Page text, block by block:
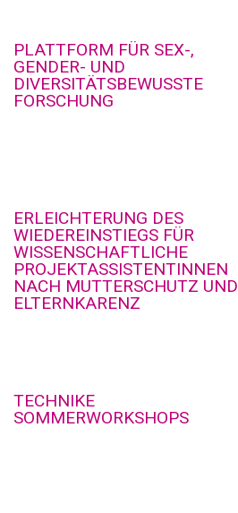
PLATTFORM FÜR SEX-,
GENDER- UND
DIVERSITÄTSBEWUSSTE
FORSCHUNG
ERLEICHTERUNG DES
WIEDEREINSTIEGS FÜR
WISSENSCHAFTLICHE
PROJEKTASSISTENTINNEN
NACH MUTTERSCHUTZ UND
ELTERNKARENZ
TECHNIKE
SOMMERWORKSHOPS